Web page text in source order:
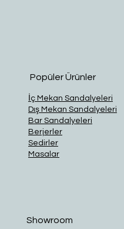
Showroom
Popüler Ürünler
İç Mekan Sandalyeleri
Dış Mekan Sandalyeleri
Bar Sandalyeleri
Berjerler
Sedirler
Masalar